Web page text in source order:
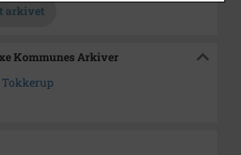
arkivet
Kommunes Arkiver
Tokkerup